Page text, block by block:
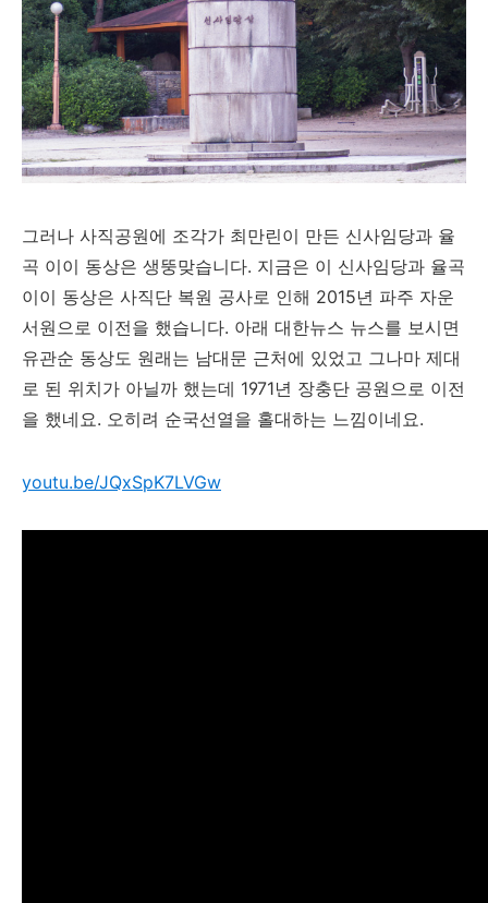
그러나 사직공원에 조각가 최만린이 만든 신사임당과 율
곡 이이 동상은 생뚱맞습니다. 지금은 이 신사임당과 율곡
이이 동상은 사직단 복원 공사로 인해 2015년 파주 자운
서원으로 이전을 했습니다. 아래 대한뉴스 뉴스를 보시면
유관순 동상도 원래는 남대문 근처에 있었고 그나마 제대
로 된 위치가 아닐까 했는데 1971년 장충단 공원으로 이전
을 했네요. 오히려 순국선열을 홀대하는 느낌이네요.
youtu.be/JQxSpK7LVGw